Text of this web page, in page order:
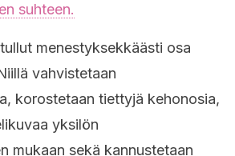
suhteen.
menestyksekkäästi osa
vahvistetaan
korostetaan tiettyjä kehonosia,
yksilön
mukaan sekä kannustetaan